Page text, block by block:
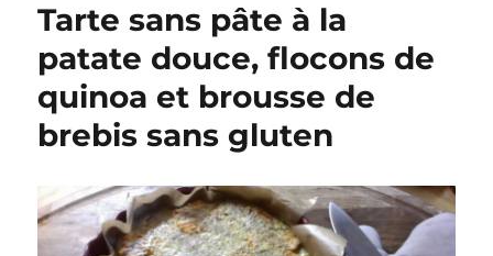
Tarte sans pâte à la
patate douce, flocons de
quinoa et brousse de
brebis sans gluten